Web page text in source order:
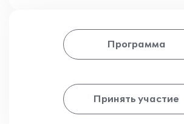
Программа
Принять участие